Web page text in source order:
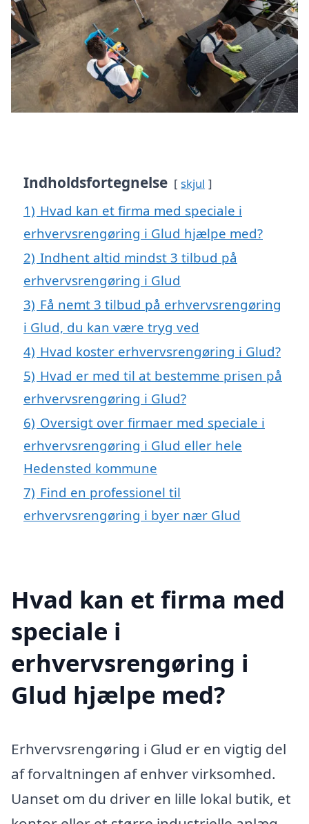
Indholdsfortegnelse skjul
1) Hvad kan et firma med speciale i
erhvervsrengøring i Glud hjælpe med?
2) Indhent altid mindst 3 tilbud på
erhvervsrengøring i Glud
3) Få nemt 3 tilbud på erhvervsrengøring
i Glud, du kan være tryg ved
4) Hvad koster erhvervsrengøring i Glud?
5) Hvad er med til at bestemme prisen på
erhvervsrengøring i Glud?
6) Oversigt over firmaer med speciale i
erhvervsrengøring i Glud eller hele
Hedensted kommune
7) Find en professionel til
erhvervsrengøring i byer nær Glud
Hvad kan et firma med
speciale i
erhvervsrengøring i
Glud hjælpe med?
Erhvervsrengøring i Glud er en vigtig del
af forvaltningen af enhver virksomhed.
Uanset om du driver en lille lokal butik, et